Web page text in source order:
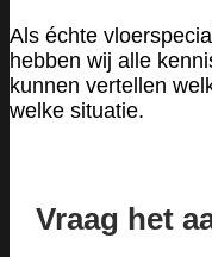
Als échte
hebben wij alle
kunnen vertellen
welke situatie.
Vraag het